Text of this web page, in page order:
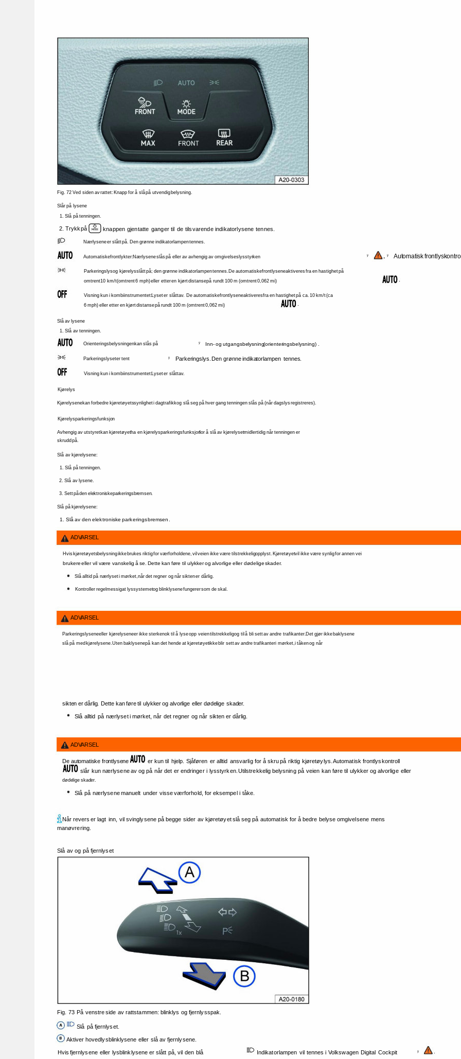
1. Slå på tenningen.
Parkeringslys og kjørelys slått på; den grønne indikatorlampen tennes. De automatiske frontlysene aktiveres fra en hastighet på
Orienteringsbelysningen kan slås på
Slår på lysene
ÿ ,
Avhengig av utstyret kan kjøretøyet ha en kjørelysparkeringsfunksjon for å slå av kjørelyset midlertidig når tenningen er
Slå på kjørelysene:
slå på med kjørelysene. Uten baklysene på kan det hende at kjøretøyet ikke blir sett av andre trafikanter i mørket, i tåken og når
Automatiske frontlykter: Nærlysene slås på eller av avhengig av omgivelseslysstyrken
Kjørelysene kan forbedre kjøretøyets synlighet i dagtrafikk og slå seg på hver gang tenningen slås på (når dagslys registreres).
Slå av lysene
2. Slå av lysene.
Nærlysene er slått på. Den grønne indikatorlampen tennes.
6 mph) eller etter en kjørt distanse på rundt 100 m (omtrent 0,062 mi)
Kjørelys
1. Slå på tenningen.
brukere eller vil være vanskelig å se. Dette kan føre til ulykker og alvorlige eller dødelige skader.
Kontroller regelmessig at lyssystemet og blinklysene fungerer som de skal.
ADVARSEL
2. Trykk på
omtrent 10 km/t (omtrent 6 mph) eller etter en kjørt distanse på rundt 100 m (omtrent 0,062 mi)
Inn- og utgangsbelysning (orienteringsbelysning) .
Parkeringslyset er tent Parkeringslys. Den grønne indikatorlampen tennes.
skrudd på.
ÿ
ÿ
1. Slå av den elektroniske parkeringsbremsen.
ADVARSEL
Fig. 72 Ved siden av rattet: Knapp for å slå på utvendig belysning.
Automatisk
1. Slå av tenningen.
Kjørelys parkeringsfunksjon
3. Sett på den elektroniske parkeringsbremsen.
Parkeringslysene eller kjørelysene er ikke sterke nok til å lyse opp veien tilstrekkelig og til å bli sett av andre trafikanter. Det gjør ikke baklysene
knappen gjentatte ganger til de tilsvarende indikatorlysene tennes.
Visning kun i kombiinstrumentet: Lyset er slått av. De automatiske frontlysene aktiveres fra en hastighet på ca. 10 km/t (ca
Visning kun i kombiinstrumentet: Lyset er slått av.
ÿ
Slå av kjørelysene:
Hvis kjøretøyets belysning ikke brukes riktig for værforholdene, vil veien ikke være tilstrekkelig opplyst. Kjøretøyet vil ikke være synlig for annen vei
Slå alltid på nærlyset i mørket, når det regner og når sikten er dårlig.
ADVARSEL
Fig. 73 På venstre side av rattstammen: blinklys og fjernlysspak.
Slå alltid på nærlyset i mørket, når det regner og når sikten er dårlig.
Når revers er lagt inn, vil svinglysene på begge sider av kjøretøyet slå seg på automatisk for å bedre belyse omgivelsene mens
Slå av og på fjernlyset
dødelige skader.
Indikatorlampen vil tennes i Volkswagen Digital Cockpit
slår kun nærlysene av og på når det er endringer i lysstyrken. Utilstrekkelig belysning på veien kan føre til ulykker og alvorlige eller
Hvis fjernlysene eller lysblinklysene er slått på, vil den blå
De automatiske frontlysene
Slå på fjernlyset.
manøvrering.
sikten er dårlig. Dette kan føre til ulykker og alvorlige eller dødelige skader.
Slå på nærlysene manuelt under visse værforhold, for eksempel i tåke.
ÿ
er kun til hjelp. Sjåføren er alltid ansvarlig for å skru på riktig kjøretøylys. Automatisk frontlyskontroll
Aktiver hovedlysblinklysene eller slå av fjernlysene.